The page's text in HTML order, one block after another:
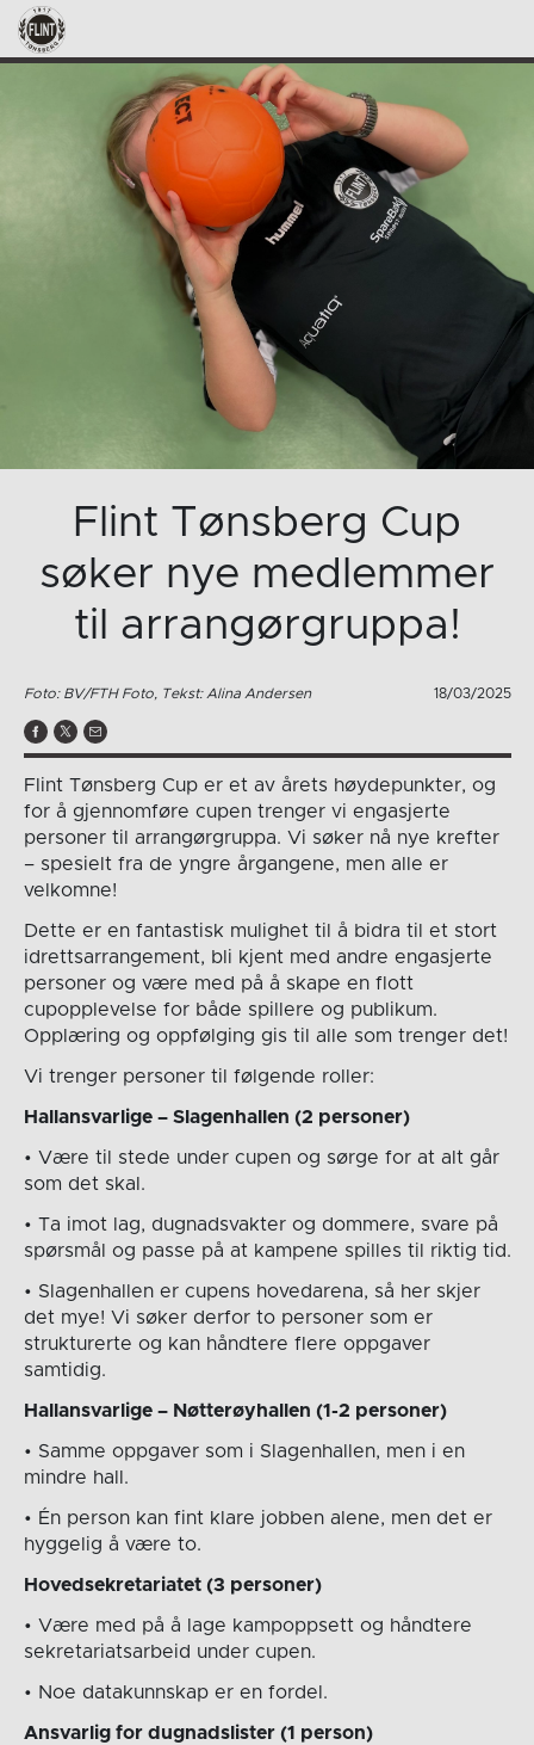
Flint Tønsberg Cup
søker nye medlemmer
til arrangørgruppa!
Foto: BV/FTH Foto, Tekst: Alina Andersen 18/03/2025
Flint Tønsberg Cup er et av årets høydepunkter, og
for å gjennomføre cupen trenger vi engasjerte
personer til arrangørgruppa. Vi søker nå nye krefter
– spesielt fra de yngre årgangene, men alle er
velkomne!
Dette er en fantastisk mulighet til å bidra til et stort
idrettsarrangement, bli kjent med andre engasjerte
personer og være med på å skape en flott
cupopplevelse for både spillere og publikum.
Opplæring og oppfølging gis til alle som trenger det!
Vi trenger personer til følgende roller:
Hallansvarlige – Slagenhallen (2 personer)
• Være til stede under cupen og sørge for at alt går
som det skal.
• Ta imot lag, dugnadsvakter og dommere, svare på
spørsmål og passe på at kampene spilles til riktig tid.
• Slagenhallen er cupens hovedarena, så her skjer
det mye! Vi søker derfor to personer som er
strukturerte og kan håndtere flere oppgaver
samtidig.
Hallansvarlige – Nøtterøyhallen (1-2 personer)
• Samme oppgaver som i Slagenhallen, men i en
mindre hall.
• Én person kan fint klare jobben alene, men det er
hyggelig å være to.
Hovedsekretariatet (3 personer)
• Være med på å lage kampoppsett og håndtere
sekretariatsarbeid under cupen.
• Noe datakunnskap er en fordel.
Ansvarlig for dugnadslister (1 person)